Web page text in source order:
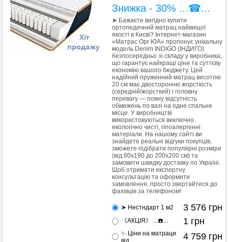
Знижка - 30% ...☎...
➤ Бажаєте вигідно купити
ортопедичний матрац найвищої
якості в Києві? Інтернет-магазин
«Матрас Орг ЮА» пропонує унікальну
модель Denim INDIGO (ІНДИГО)
безпосередньо зі складу у виробника,
що гарантує найкращі ціни та суттєву
економію вашого бюджету. Цей
надійний пружинний матрац висотою
20 см має двосторонню жорсткість
(середній/жорсткий) і головну
перевагу — повну відсутність
обмежень по вазі на одне спальне
місце. У виробництві
використовуються виключно
екологічно чисті, гіпоалергенні
матеріали. На нашому сайті ви
знайдете реальні відгуки покупців,
зможете підібрати популярні розміри
(від 80x190 до 200x200 см) та
замовити швидку доставку по Україні.
Щоб отримати експертну
консультацію та оформити
замовлення, просто звертайтеся до
фахівців за телефоном!
➤ Нестндарт 1 м2 3 576 грн
《АКЦІЯ》 ...☎️... 1 грн
✨ Ціни на матраци
4 759 грн